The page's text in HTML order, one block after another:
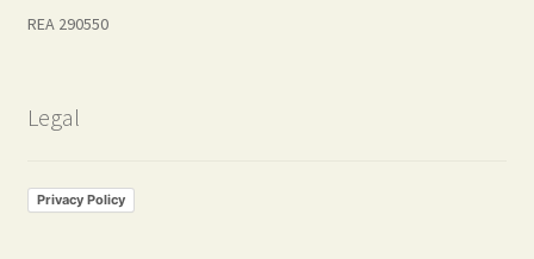
REA 290550
Legal
Privacy Policy